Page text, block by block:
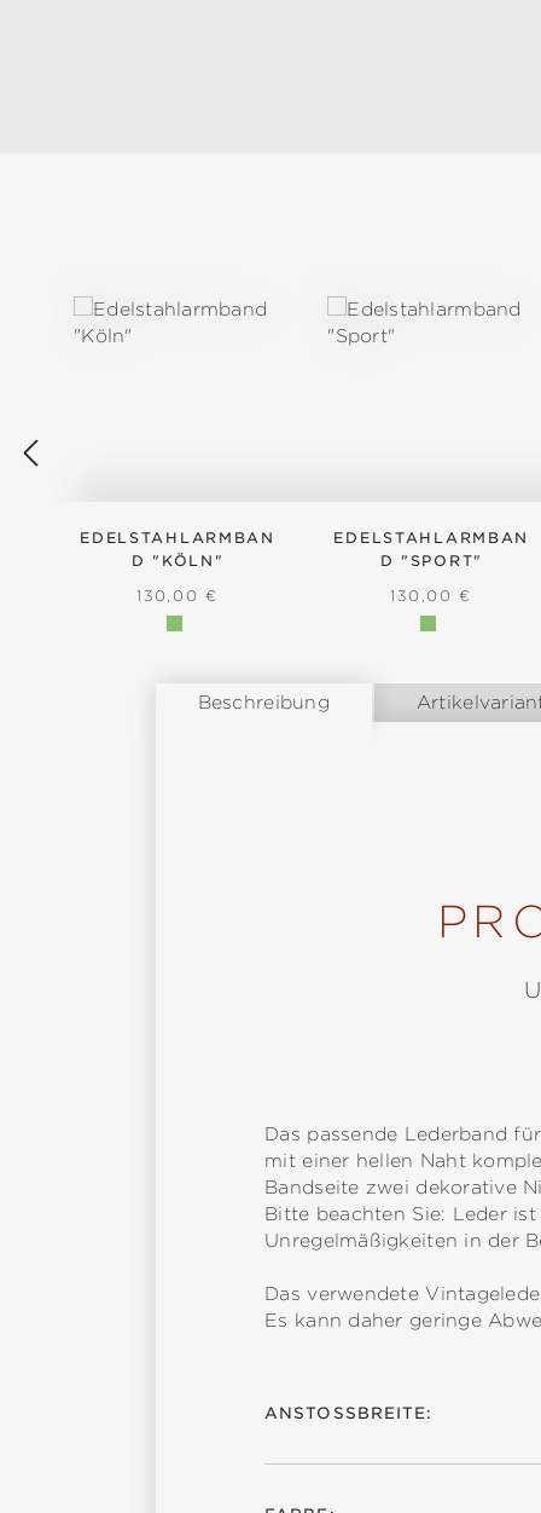
EDELSTAHLARMBAN
D "KÖLN"
REGULÄRER PREIS:
130,00 €
EDELSTAHLARMBAN
D "SPORT"
REGULÄRER
130,00 €
Beschreibung
Das passende Lederband
mit einer hellen Naht
Bandseite zwei dekorative
Bitte beachten Sie: Leder
Unregelmäßigkeiten in der
Das verwendete
Es kann daher geringe
ANSTOSSBREITE: